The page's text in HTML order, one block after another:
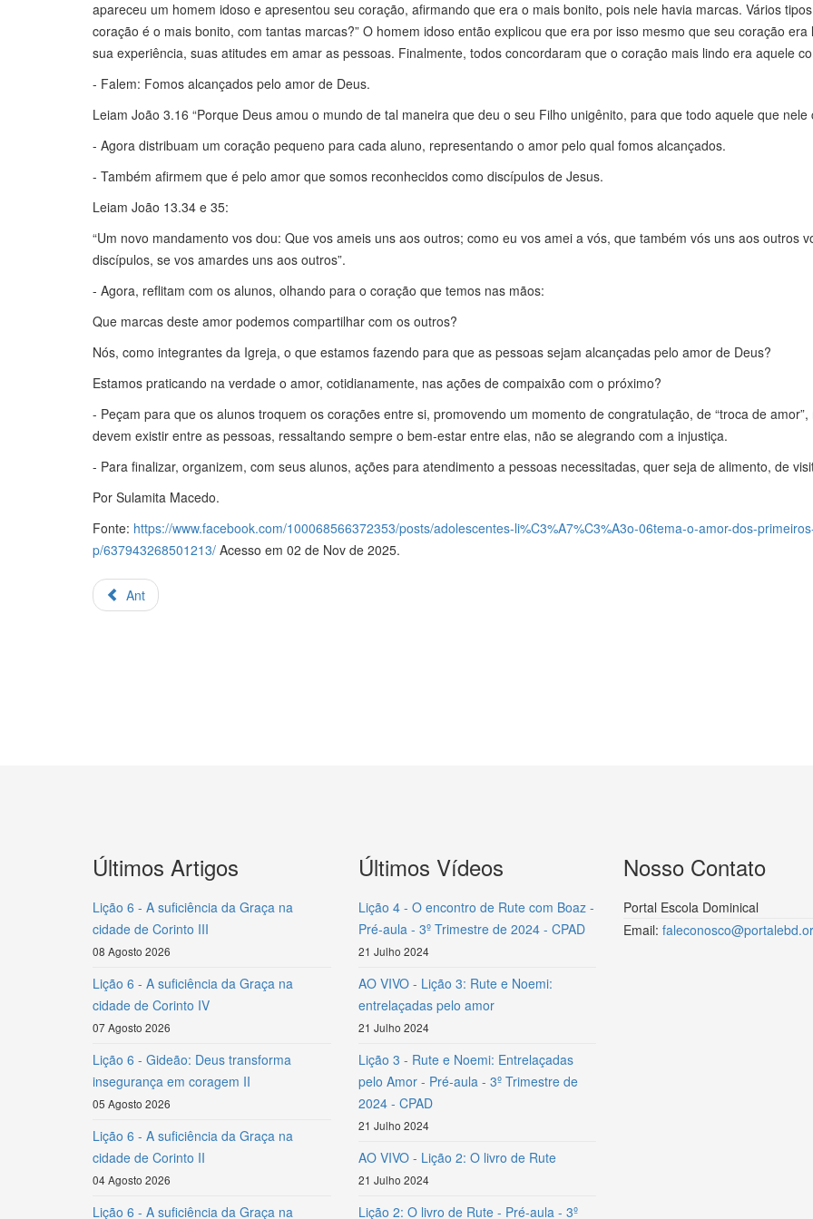
apareceu um homem idoso e apresentou seu coração, afirmando que era o mais bonito, pois nele havia marcas. Vários
coração é o mais bonito, com tantas marcas?” O homem idoso então explicou que era por isso mesmo que seu coração
sua experiência, suas atitudes em amar as pessoas. Finalmente, todos concordaram que o coração mais lindo era aquele
- Falem: Fomos alcançados pelo amor de Deus.
Leiam João 3.16 “Porque Deus amou o mundo de tal maneira que deu o seu Filho unigênito, para que todo aquele que
- Agora distribuam um coração pequeno para cada aluno, representando o amor pelo qual fomos alcançados.
- Também afirmem que é pelo amor que somos reconhecidos como discípulos de Jesus.
Leiam João 13.34 e 35:
“Um novo mandamento vos dou: Que vos ameis uns aos outros; como eu vos amei a vós, que também vós uns aos outros
discípulos, se vos amardes uns aos outros”.
- Agora, reflitam com os alunos, olhando para o coração que temos nas mãos:
Que marcas deste amor podemos compartilhar com os outros?
Nós, como integrantes da Igreja, o que estamos fazendo para que as pessoas sejam alcançadas pelo amor de Deus?
Estamos praticando na verdade o amor, cotidianamente, nas ações de compaixão com o próximo?
- Peçam para que os alunos troquem os corações entre si, promovendo um momento de congratulação, de “troca de
devem existir entre as pessoas, ressaltando sempre o bem-estar entre elas, não se alegrando com a injustiça.
- Para finalizar, organizem, com seus alunos, ações para atendimento a pessoas necessitadas, quer seja de alimento, de
Por Sulamita Macedo.
Fonte: https://www.facebook.com/100068566372353/posts/adolescentes-li%C3%A7%C3%A3o-06tema-o-amor-dos-
p/637943268501213/ Acesso em 02 de Nov de 2025.
Ant
Últimos Artigos
Lição 6 - A suficiência da Graça na
cidade de Corinto III
08 Agosto 2026
Lição 6 - A suficiência da Graça na
cidade de Corinto IV
07 Agosto 2026
Lição 6 - Gideão: Deus transforma
insegurança em coragem II
05 Agosto 2026
Lição 6 - A suficiência da Graça na
cidade de Corinto II
04 Agosto 2026
Lição 6 - A suficiência da Graça na
Últimos Vídeos
Lição 4 - O encontro de Rute com Boaz -
Pré-aula - 3º Trimestre de 2024 - CPAD
21 Julho 2024
AO VIVO - Lição 3: Rute e Noemi:
entrelaçadas pelo amor
21 Julho 2024
Lição 3 - Rute e Noemi: Entrelaçadas
pelo Amor - Pré-aula - 3º Trimestre de
2024 - CPAD
21 Julho 2024
AO VIVO - Lição 2: O livro de Rute
21 Julho 2024
Lição 2: O livro de Rute - Pré-aula - 3º
Nosso Contato
Portal Escola Dominical
Email: